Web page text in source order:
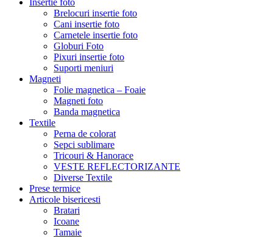
Insertie foto
Brelocuri insertie foto
Cani insertie foto
Carnetele insertie foto
Globuri Foto
Pixuri insertie foto
Suporti meniuri
Magneti
Folie magnetica – Foaie
Magneti foto
Banda magnetica
Textile
Perna de colorat
Sepci sublimare
Tricouri & Hanorace
VESTE REFLECTORIZANTE
Diverse Textile
Prese termice
Articole bisericesti
Bratari
Icoane
Tamaie